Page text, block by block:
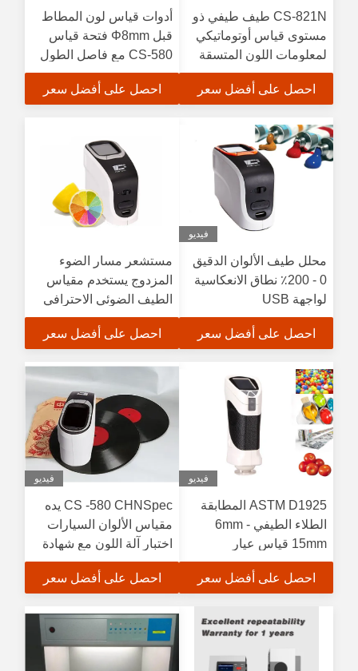
CS-821N طيف طيفي ذو
مستوى قياس أوتوماتيكي
لمعلومات اللون المتسقة
احصل على أفضل سعر
أدوات قياس لون المطاط
قبل Φ8mm فتحة قياس
CS-580 مع فاصل الطول
الموجي 10 نانومتر
احصل على أفضل سعر
فيديو
محلل طيف الألوان الدقيق
0 - 200٪ نطاق الانعكاسية
لواجهة USB
احصل على أفضل سعر
مستشعر مسار الضوء
المزدوج يستخدم مقياس
الطيف الضوئي الاحترافي
في علم الأحياء ، محلل
ألوان الصورة 2 ° / 10 °
احصل على أفضل سعر
فيديو
ASTM D1925 المطابقة
الطلاء الطيفي 6mm -
15mm قياس عيار
احصل على أفضل سعر
فيديو
CS -580 CHNSpec يده
مقياس الألوان السيارات
اختبار آلة اللون مع شهادة
CE
احصل على أفضل سعر